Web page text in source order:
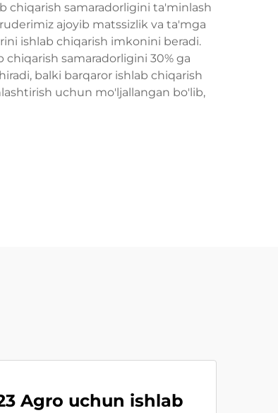
chiqarish samaradorligini ta'minlash
ajoyib matssizlik va ta'mga
ishlab chiqarish imkonini beradi.
samaradorligini 30% ga
balki barqaror ishlab chiqarish
uchun mo'ljallangan bo'lib,
Agro uchun ishlab